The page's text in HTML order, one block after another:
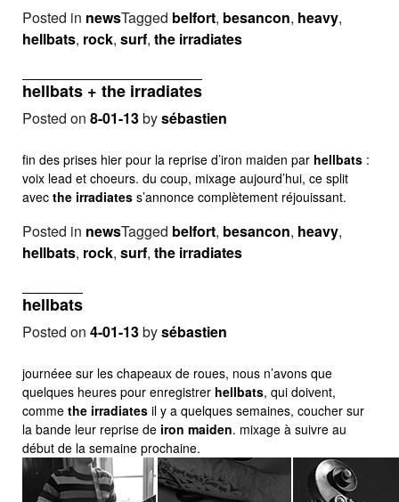
Posted in newsTagged belfort, besancon, heavy,
hellbats, rock, surf, the irradiates
hellbats + the irradiates
Posted on 8-01-13bysébastien
fin des prises hier pour la reprise d’iron maiden par hellbats :
voix lead et choeurs. du coup, mixage aujourd’hui, ce split
avec the irradiates s’annonce complètement réjouissant.
Posted in newsTagged belfort, besancon, heavy,
hellbats, rock, surf, the irradiates
hellbats
Posted on 4-01-13bysébastien
journéee sur les chapeaux de roues, nous n’avons que
quelques heures pour enregistrer hellbats, qui doivent,
comme the irradiates il y a quelques semaines, coucher sur
la bande leur reprise de iron maiden. mixage à suivre au
début de la semaine prochaine.